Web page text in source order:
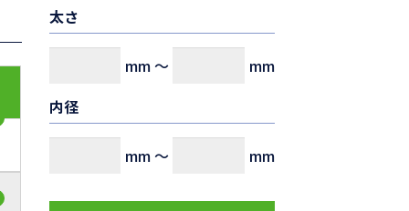
太さ
mm～
mm
内径
mm～ mm